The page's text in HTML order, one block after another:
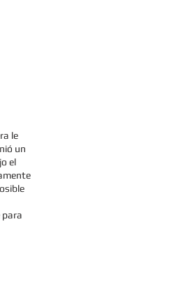
le
un
el
para